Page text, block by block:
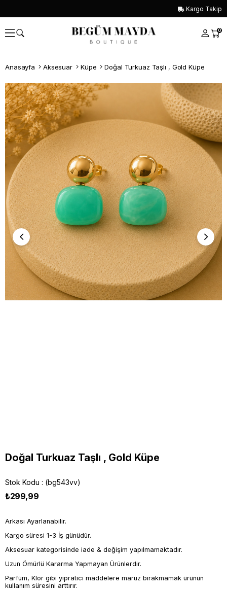
Kargo Takip
0
Anasayfa Aksesuar Küpe Doğal Turkuaz Taşlı , Gold Küpe
Whatsapp İle Sipariş ver
Doğal Turkuaz Taşlı , Gold Küpe
Stok Kodu (bg543vv)
₺299,99
Arkası Ayarlanabilir.
Kargo süresi 1-3 İş günüdür.
Aksesuar kategorisinde iade & değişim yapılmamaktadır.
Uzun Ömürlü Kararma Yapmayan Ürünlerdir.
Parfüm, Klor gibi yıpratıcı maddelere maruz bırakmamak ürünün
kullanım süresini arttırır.